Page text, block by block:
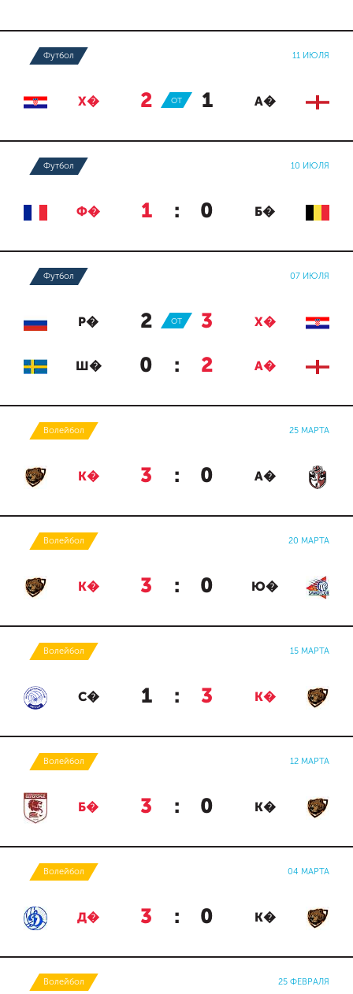
Футбол 11 ИЮЛЯ
Х� 2 : 1 А�
ОТ
Футбол 10 ИЮЛЯ
Ф� 1 : 0 Б�
Футбол 07 ИЮЛЯ
Р� 2 : 3 Х�
ОТ
Ш� 0 : 2 А�
Волейбол 25 МАРТА
К� 3 : 0 А�
Волейбол 20 МАРТА
К� 3 : 0 Ю�
Волейбол 15 МАРТА
С� 1 : 3 К�
Волейбол 12 МАРТА
Б� 3 : 0 К�
Волейбол 04 МАРТА
Д� 3 : 0 К�
Волейбол 25 ФЕВРАЛЯ